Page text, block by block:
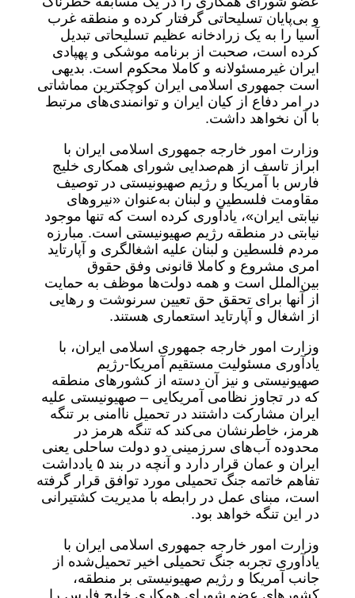
و بی‌پایان تسلیحاتی گرفتار کرده و منطقه غرب
آسیا را به یک زرادخانه عظیم تسلیحاتی تبدیل
کرده است، صحبت از برنامه موشکی و پهپادی
ایران غیرمسئولانه و کاملا محکوم است. بدیهی
است جمهوری اسلامی ایران کوچکترین مماشاتی
در امر دفاع از کیان ایران و توانمندی‌های مرتبط
با آن نخواهد داشت.
وزارت امور خارجه جمهوری اسلامی ایران با
ابراز تاسف از هم‌صدایی شورای همکاری خلیج
فارس با آمریکا و رژیم صهیونیستی در توصیف
مقاومت فلسطین و لبنان به‌عنوان «نیروهای
نیابتی ایران»، یادآوری کرده است که تنها موجود
نیابتی در منطقه رژیم صهیونیستی است‌. مبارزه
مردم فلسطین و لبنان علیه اشغالگری و آپارتاید
امری مشروع و کاملا قانونی وفق حقوق
بین‌الملل است و همه دولت‌ها موظف به حمایت
از آنها برای تحقق حق تعیین سرنوشت و رهایی
از اشغال و آپارتاید استعماری هستند.
وزارت امور خارجه جمهوری اسلامی ایران، با
یادآوری مسئولیت مستقیم آمریکا-رژیم
صهیونیستی و نیز آن دسته از کشورهای منطقه
که در تجاوز نظامی آمریکایی – صهیونیستی علیه
ایران مشارکت داشتند در تحمیل ناامنی بر تنگه
هرمز، خاطرنشان می‌کند که تنگه هرمز در
محدوده آب‌های سرزمینی دو دولت ساحلی یعنی
ایران و عمان قرار دارد و آنچه در بند ۵ یادداشت
تفاهم خاتمه جنگ تحمیلی مورد توافق قرار گرفته
است، مبنای عمل در رابطه با مدیریت کشتیرانی
در این تنگه خواهد بود.
وزارت امور خارجه جمهوری اسلامی ایران با
یادآوری تجربه جنگ تحمیلی اخیر تحمیل‌شده از
جانب آمریکا و رژیم صهیونیستی بر منطقه،
کشورهای عضو شورای همکاری خلیج فارس را